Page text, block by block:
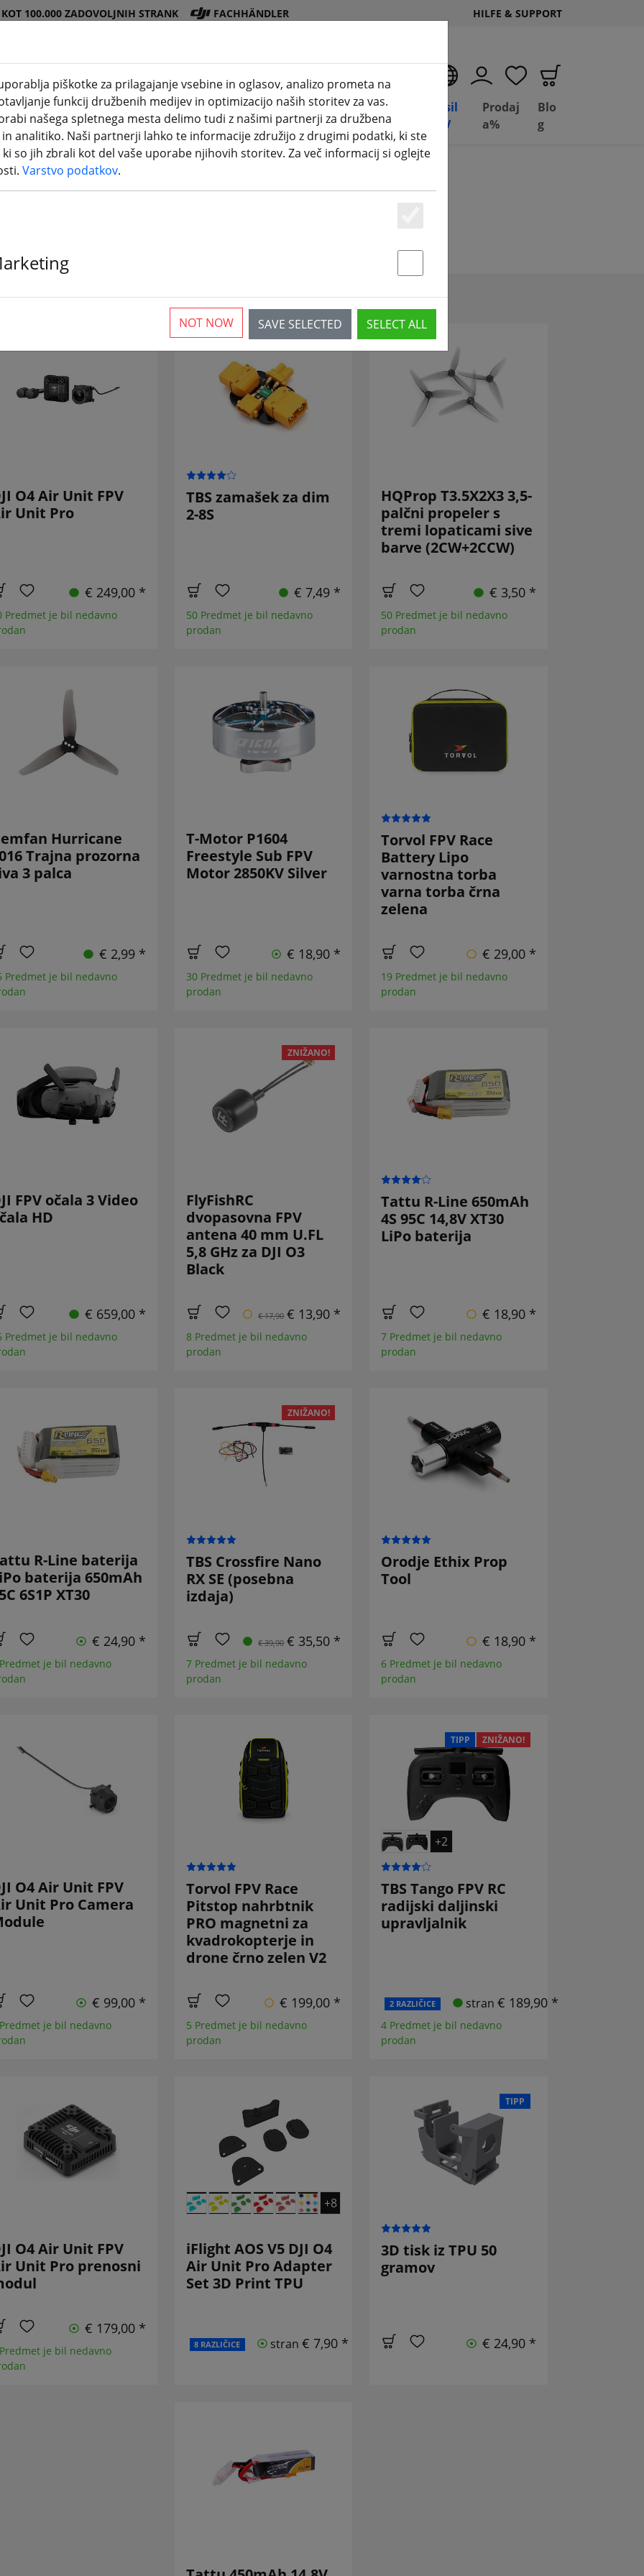
KOT 100.000 ZADOVOLJNIH STRANK FACHHÄNDLER HILFE & SUPPORT
Trgovina
DJI
Bateri
je
Propel
er
Dodat
ki
3D
tiskanje
Poslovanje
Depot
Basil
FPV(aktuelle Seite)
Prodaj
a%
Blo
g
3,5 palca Freestyle O4 Pro Setup
O4 Air Unit FPV
Unit Pro
€ 249,00 *
Predmet je bil nedavno
TBS zamašek za dim
2-8S
€ 7,49 *
50 Predmet je bil nedavno
prodan
HQProp T3.5X2X3 3,5-
palčni propeler s
tremi lopaticami sive
barve (2CW+2CCW)
€ 3,50 *
50 Predmet je bil nedavno
prodan
Hurricane
Trajna prozorna
3 palca
€ 2,99 *
Predmet je bil nedavno
T-Motor P1604
Freestyle Sub FPV
Motor 2850KV Silver
€ 18,90 *
30 Predmet je bil nedavno
prodan
Torvol FPV Race
Battery Lipo
varnostna torba
varna torba črna
zelena
€ 29,00 *
19 Predmet je bil nedavno
prodan
FPV očala 3 Video
HD
€ 659,00 *
Predmet je bil nedavno
ZNIŽANO!
FlyFishRC
dvopasovna FPV
antena 40 mm U.FL
5,8 GHz za DJI O3
Black
€ 17,90 € 13,90 *
8 Predmet je bil nedavno
prodan
Tattu R-Line 650mAh
4S 95C 14,8V XT30
LiPo baterija
€ 18,90 *
7 Predmet je bil nedavno
prodan
R-Line baterija
baterija 650mAh
6S1P XT30
€ 24,90 *
je bil nedavno
ZNIŽANO!
TBS Crossfire Nano
RX SE (posebna
izdaja)
€ 39,90 € 35,50 *
7 Predmet je bil nedavno
prodan
Orodje Ethix Prop
Tool
€ 18,90 *
6 Predmet je bil nedavno
prodan
O4 Air Unit FPV
Unit Pro Camera
€ 99,00 *
je bil nedavno
Torvol FPV Race
Pitstop nahrbtnik
PRO magnetni za
kvadrokopterje in
drone črno zelen V2
€ 199,00 *
5 Predmet je bil nedavno
prodan
TIPP ZNIŽANO!
+2
TBS Tango FPV RC
radijski daljinski
upravljalnik
stran € 189,90 *
2 RAZLIČICE
4 Predmet je bil nedavno
prodan
O4 Air Unit FPV
Unit Pro prenosni
€ 179,00 *
je bil nedavno
+8
iFlight AOS V5 DJI O4
Air Unit Pro Adapter
Set 3D Print TPU
stran € 7,90 *
8 RAZLIČICE
TIPP
3D tisk iz TPU 50
gramov
€ 24,90 *
piškotke za prilagajanje vsebine in oglasov, analizo prometa na
funkcij družbenih medijev in optimizacijo naših storitev za vas.
našega spletnega mesta delimo tudi z našimi partnerji za družbena
analitiko. Naši partnerji lahko te informacije združijo z drugimi podatki, ki ste
so jih zbrali kot del vaše uporabe njihovih storitev. Za več informacij si oglejte
Varstvo podatkov.
SAVE SELECTED SELECT ALL
NOT NOW